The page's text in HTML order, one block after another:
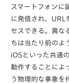
スマートフォンに
に発信され、URL
セスできる。異な
ちは当たり前のよ
iOSといった共通
動作することによ
う物理的な事象を